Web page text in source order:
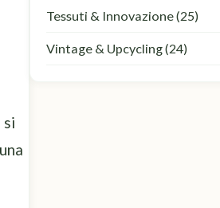
si
Tessuti & Innovazione(25)
Vintage & Upcycling(24)